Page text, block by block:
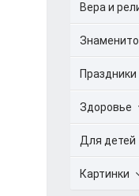
Вера и
Праздники
Здоровье
Для детей
Картинки